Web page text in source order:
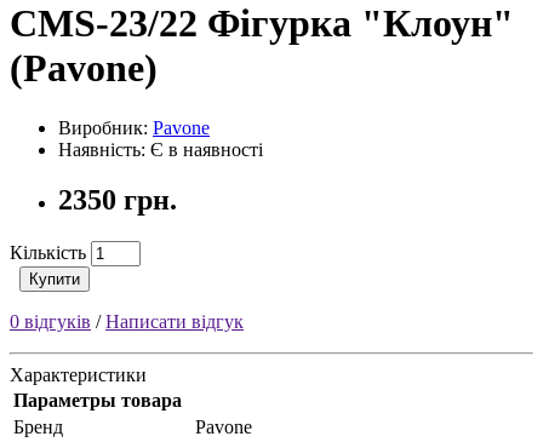
CMS-23/22 Фігурка "Клоун"
(Pavone)
Виробник: Pavone
Наявність: Є в наявності
2350 грн.
Кількість
Купити
0 відгуків /Написати відгук
Характеристики
Параметры товара
Бренд
Pavone